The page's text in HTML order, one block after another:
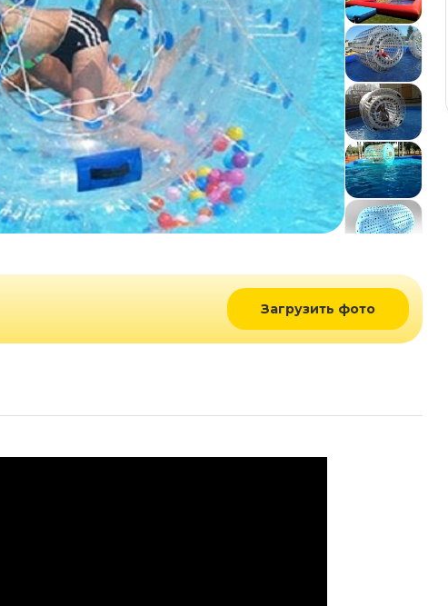
Загрузить фото